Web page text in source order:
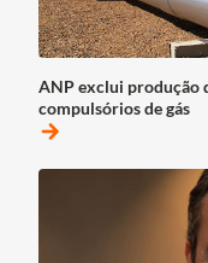
ANP exclui produção
compulsórios de gás
arrow_forward